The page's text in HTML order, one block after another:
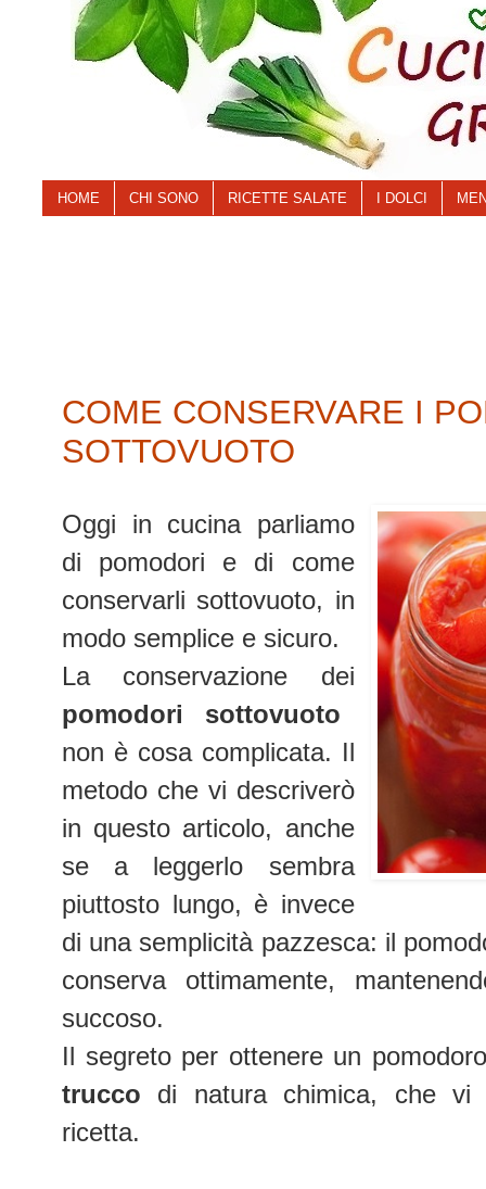
HOME CHI SONO RICETTE SALATE I DOLCI
COME CONSERVARE I
SOTTOVUOTO
Oggi in cucina parliamo
di pomodori e di come
conservarli sottovuoto, in
modo semplice e sicuro.
La conservazione
dei
pomodori sottovuoto
non è cosa complicata. Il
metodo che vi descriverò
in questo articolo, anche
se a leggerlo sembra
piuttosto lungo, è invece
di una semplicità pazzesca: il
conserva ottimamente,
succoso.
Il segreto per ottenere un
trucco di natura chimica, che vi
ricetta.